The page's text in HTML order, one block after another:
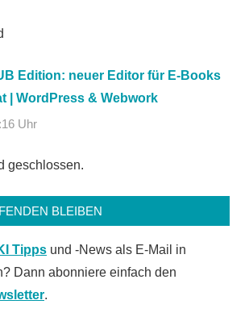
Edition: neuer Editor für E-Books
| WordPress & Webwork
Uhr
geschlossen.
BLEIBEN
Tipps und -News als E-Mail in
Dann abonniere einfach den
.